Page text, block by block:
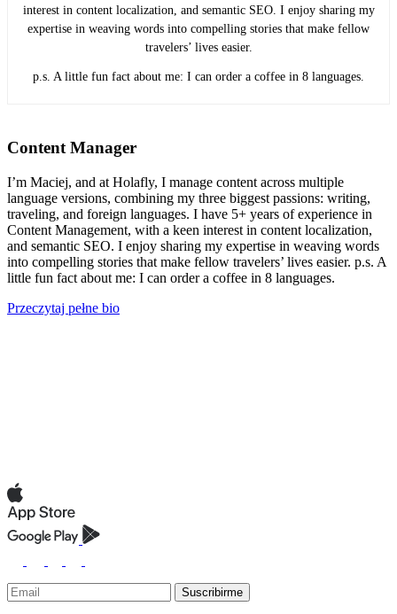
interest in content localization, and semantic SEO. I enjoy sharing my
expertise in weaving words into compelling stories that make fellow
travelers’ lives easier.
p.s. A little fun fact about me: I can order a coffee in 8 languages.
Content Manager
I’m Maciej, and at Holafly, I manage content across multiple
language versions, combining my three biggest passions: writing,
traveling, and foreign languages. I have 5+ years of experience in
Content Management, with a keen interest in content localization,
and semantic SEO. I enjoy sharing my expertise in weaving words
into compelling stories that make fellow travelers’ lives easier. p.s. A
little fun fact about me: I can order a coffee in 8 languages.
Przeczytaj pełne bio
Suscribirme